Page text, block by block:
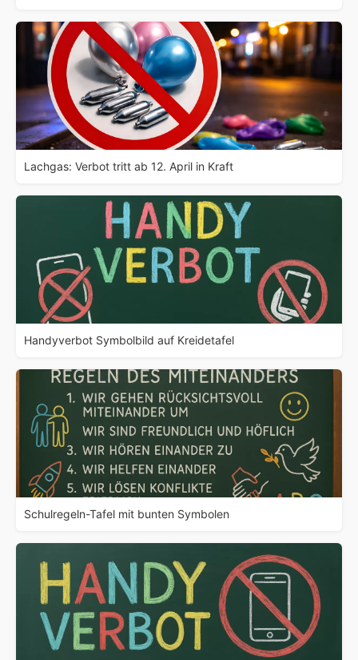
Lachgas: Verbot tritt ab 12. April in Kraft
Handyverbot Symbolbild auf Kreidetafel
Schulregeln-Tafel mit bunten Symbolen